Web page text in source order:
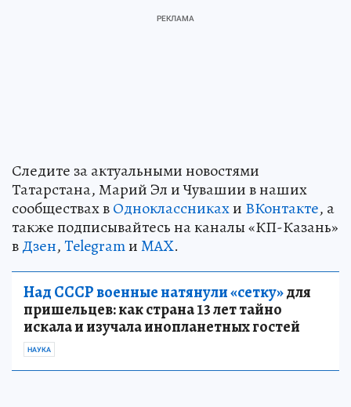
Следите за актуальными новостями
Татарстана, Марий Эл и Чувашии в наших
сообществах вОдноклассникахи ВКонтакте, а
также подписывайтесь на каналы «КП-Казань»
вДзен,TelegramиMAX.
Над СССР военные натянули «сетку»для
пришельцев: как страна 13 лет тайно
искала и изучала инопланетных гостей
НАУКА